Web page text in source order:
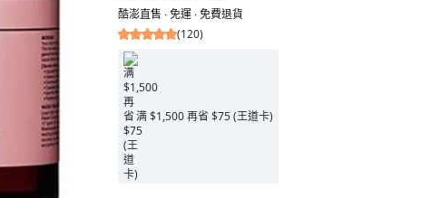
酷澎直售 ∙ 免運 ∙ 免費退貨
(120)
满 $1,500 再省 $75 (王道卡)